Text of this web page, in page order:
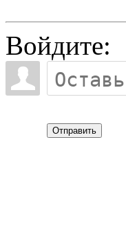
Войдите:
Отправить